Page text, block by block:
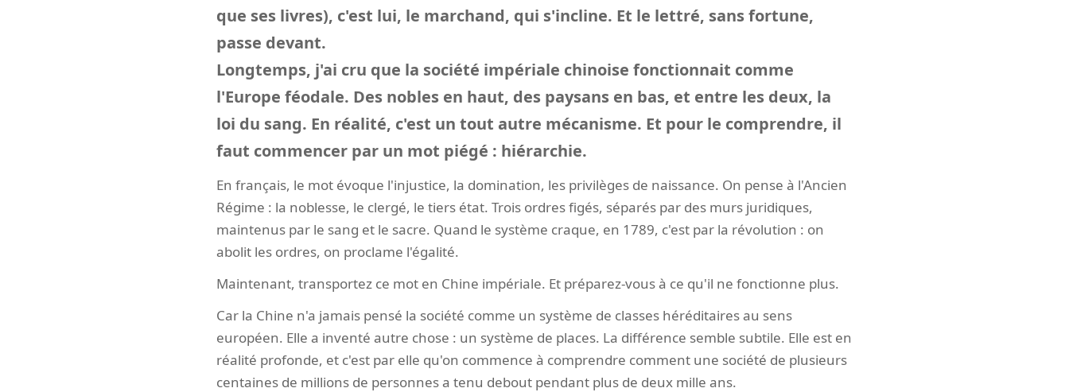
que ses livres), c'est lui, le marchand, qui s'incline. Et le lettré, sans fortune,
passe devant.
Longtemps, j'ai cru que la société impériale chinoise fonctionnait comme
l'Europe féodale. Des nobles en haut, des paysans en bas, et entre les deux, la
loi du sang. En réalité, c'est un tout autre mécanisme. Et pour le comprendre, il
faut commencer par un mot piégé : hiérarchie.
En français, le mot évoque l'injustice, la domination, les privilèges de naissance. On pense à l'Ancien
Régime : la noblesse, le clergé, le tiers état. Trois ordres figés, séparés par des murs juridiques,
maintenus par le sang et le sacre. Quand le système craque, en 1789, c'est par la révolution : on
abolit les ordres, on proclame l'égalité.
Maintenant, transportez ce mot en Chine impériale. Et préparez-vous à ce qu'il ne fonctionne plus.
Car la Chine n'a jamais pensé la société comme un système de classes héréditaires au sens
européen. Elle a inventé autre chose : un système de places. La différence semble subtile. Elle est en
réalité profonde, et c'est par elle qu'on commence à comprendre comment une société de plusieurs
centaines de millions de personnes a tenu debout pendant plus de deux mille ans.